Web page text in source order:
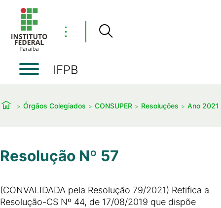
⋮
IFPB
Órgãos Colegiados CONSUPER Resoluções Ano 2021
Resolução Nº 57
(CONVALIDADA pela Resolução 79/2021) Retifica a
Resolução-CS Nº 44, de 17/08/2019 que dispõe